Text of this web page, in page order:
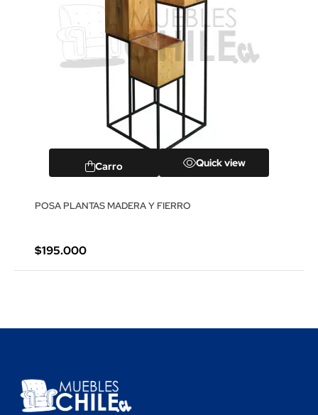
Carro Quick view
POSA PLANTAS MADERA Y FIERRO
$195.000